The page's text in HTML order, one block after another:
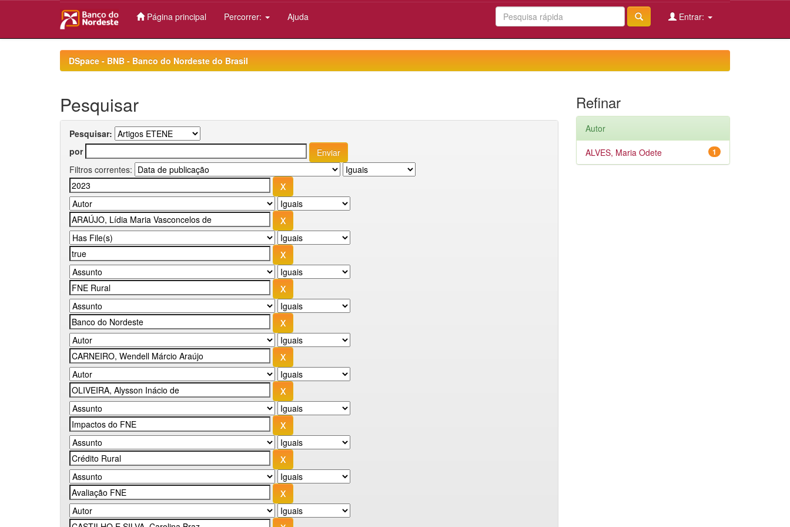
Página principal Percorrer: Ajuda Entrar:
DSpace - BNB - Banco do Nordeste do Brasil
Pesquisar
Pesquisar:
por
Filtros correntes:
Refinar
Autor
1
ALVES, Maria Odete